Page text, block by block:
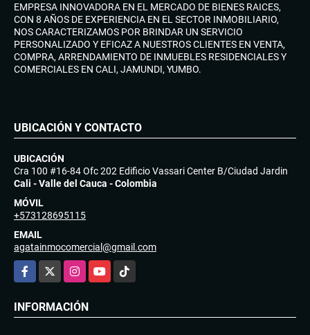
EMPRESA INNOVADORA EN EL MERCADO DE BIENES RAICES,
CON 8 AÑOS DE EXPERIENCIA EN EL SECTOR INMOBILIARIO,
NOS CARACTERIZAMOS POR BRINDAR UN SERVICIO
PERSONALIZADO Y EFICAZ A NUESTROS CLIENTES EN VENTA,
COMPRA, ARRENDAMIENTO DE INMUEBLES RESIDENCIALES Y
COMERCIALES EN CALI, JAMUNDI, YUMBO.
UBICACIÓN Y CONTACTO
UBICACIÓN
Cra 100 #16-84 Ofc 202 Edificio Vassari Center B/Ciudad Jardin
Cali - Valle del Cauca - Colombia
MÓVIL
+573128695115
EMAIL
agatainmocomercial@gmail.com
Facebook
InstagramYouTubeTikTok
INFORMACIÓN